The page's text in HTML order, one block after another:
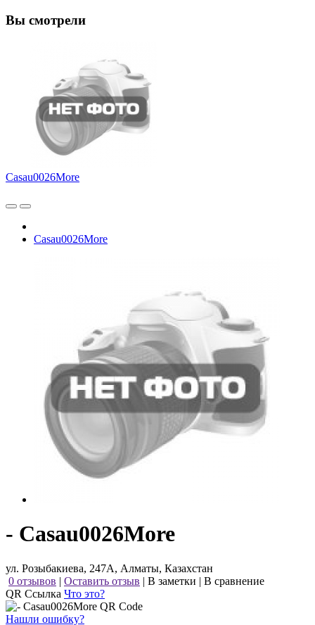
Вы смотрели
Casau0026More
Casau0026More
- Casau0026More
ул. Розыбакиева, 247А, Алматы, Казахстан
0 отзывов | Оставить отзыв | В заметки | В сравнение
QR Ссылка Что это?
Нашли ошибку?